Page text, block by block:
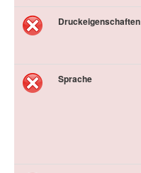
Druckeigenschaften
Sprache